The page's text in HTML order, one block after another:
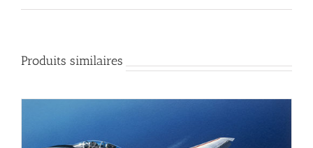
Produits similaires